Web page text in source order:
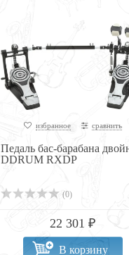
избранное сравнить
Педаль бас-барабана
DDRUM RXDP
(0)
22 301 ₽
В корзину